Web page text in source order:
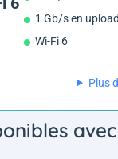
1 Gb/s en upload
Wi-Fi 6
Plus